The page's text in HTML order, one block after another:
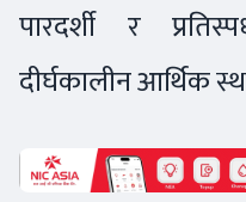
पारदर्शी र
दीर्घकालीन आर्थिक